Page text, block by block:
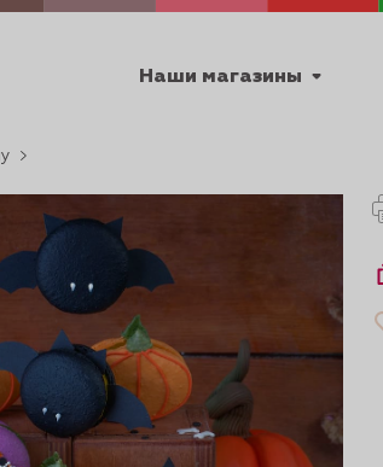
Время работы
ПН-ПТ с 9:00 до 18:00
Наши магазины
ТЕХНИЧЕСКИЕ
УРОКИ